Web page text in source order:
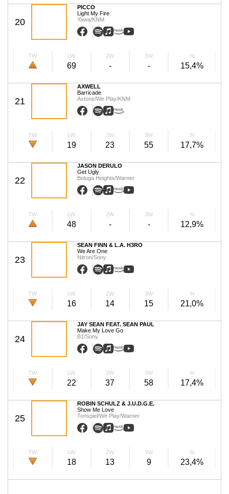
20
PICCO
Light My Fire
Yawa/KNM
TW LW
69
2W
-
3W
-
%
15,4%
21
AXWELL
Barricade
Axtone/We Play/KNM
TW LW
19
2W
23
3W
55
%
17,7%
22
JASON DERULO
Get Ugly
Beluga Heights/Warner
TW LW
48
2W
-
3W
-
%
12,9%
23
SEAN FINN & L.A. H3RO
We Are One
Nitron/Sony
TW LW
16
2W
14
3W
15
%
21,0%
24
JAY SEAN FEAT. SEAN PAUL
Make My Love Go
B1/Sony
TW LW
22
2W
37
3W
58
%
17,4%
25
ROBIN SCHULZ & J.U.D.G.E.
Show Me Love
Tonspiel/We Play/Warner
TW LW
18
2W
13
3W
9
%
23,4%